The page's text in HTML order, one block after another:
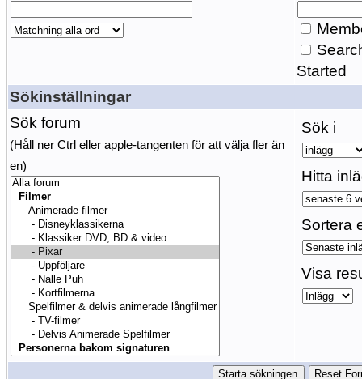
Started
Sökinställningar
Sök forum
(Håll ner Ctrl eller apple-tangenten för att välja fler än
en)
Sök i
Hitta
Sortera
Visa